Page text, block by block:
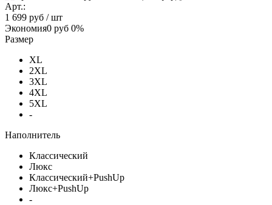
Арт.:
1 699 руб / шт
Экономия0 руб 0%
Размер
XL
2XL
3XL
4XL
5XL
-
Наполнитель
Классический
Люкс
Классический+PushUp
Люкс+PushUp
-